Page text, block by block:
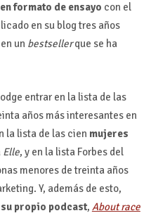
formato de ensayo con el
en su blog tres años
un bestsellerque se ha
entrar en la lista de las
años más interesantes en
la lista de las cien mujeres
Elle, y en la lista Forbes del
menores de treinta años
Y, además de esto,
propio podcast, About race